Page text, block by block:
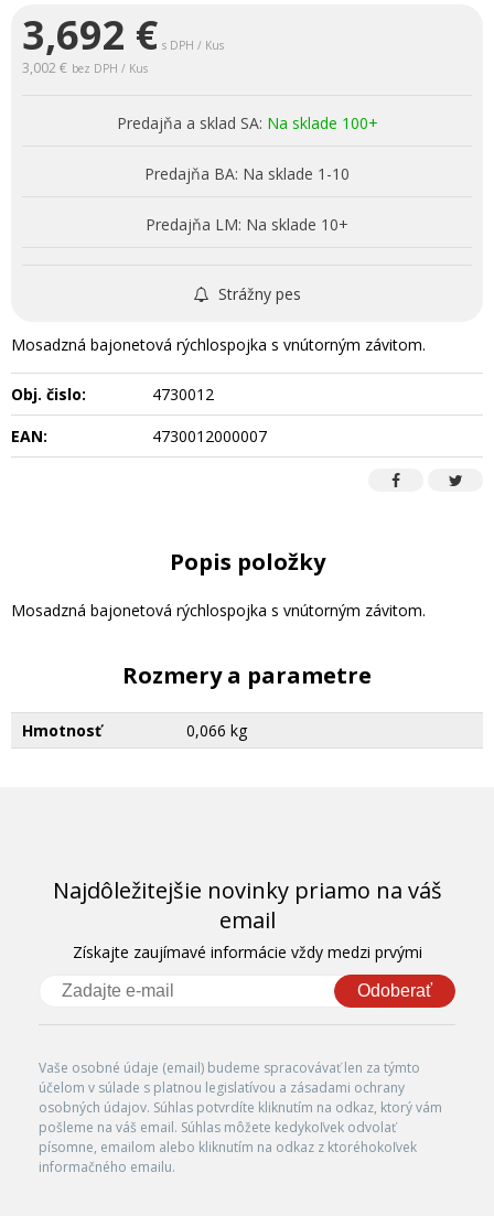
3,692 € s DPH / Kus
3,002 € bez DPH / Kus
Predajňa a sklad SA: Na sklade 100+
Predajňa BA: Na sklade 1-10
Predajňa LM: Na sklade 10+
Strážny pes
Mosadzná bajonetová rýchlospojka s vnútorným závitom.
Obj. čislo:
4730012
EAN:
4730012000007
Popis položky
Mosadzná bajonetová rýchlospojka s vnútorným závitom.
Rozmery a parametre
Hmotnosť 0,066 kg
Najdôležitejšie novinky priamo na váš
email
Získajte zaujímavé informácie vždy medzi prvými
Odoberať
Vaše osobné údaje (email) budeme spracovávať len za týmto
účelom v súlade s platnou legislatívou a zásadami ochrany
osobných údajov. Súhlas potvrdíte kliknutím na odkaz, ktorý vám
pošleme na váš email. Súhlas môžete kedykoľvek odvolať
písomne, emailom alebo kliknutím na odkaz z ktoréhokoľvek
informačného emailu.